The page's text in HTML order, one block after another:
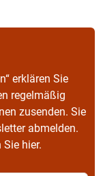
erklären Sie
regelmäßig
zusenden. Sie
abmelden.
Sie hier.